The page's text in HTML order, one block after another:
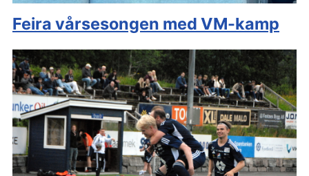
Feira vårsesongen med VM-kamp